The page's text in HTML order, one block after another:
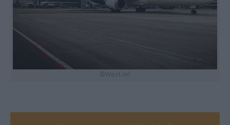
©WestJet